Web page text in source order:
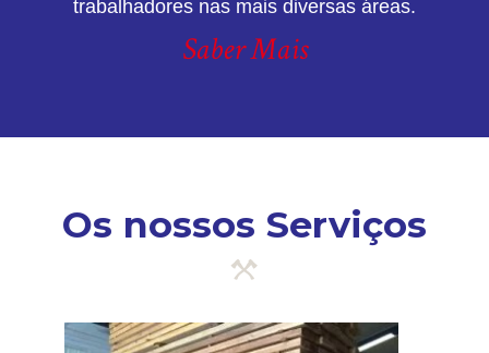
trabalhadores nas mais diversas áreas.
Saber Mais
Os nossos Serviços